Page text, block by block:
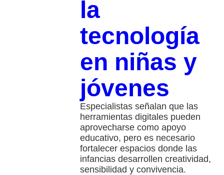
la
tecnología
en niñas y
jóvenes
Especialistas señalan que las
herramientas digitales pueden
aprovecharse como apoyo
educativo, pero es necesario
fortalecer espacios donde las
infancias desarrollen creatividad,
sensibilidad y convivencia.